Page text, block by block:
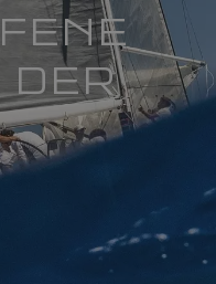
DER